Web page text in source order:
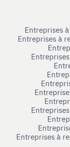
Entreprises
Entreprises à
Entreprises à